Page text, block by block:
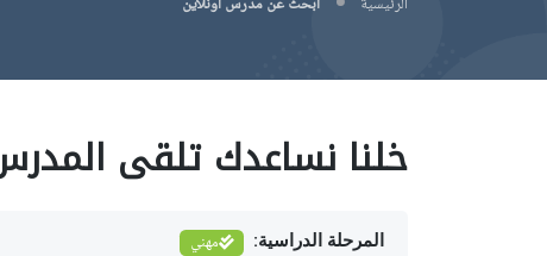
خلنا نساعدك تلقى
المرحلة الدراسية: مهني